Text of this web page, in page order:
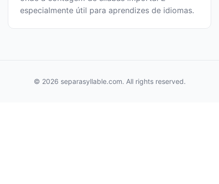
especialmente útil para aprendizes de idiomas.
© 2026 separasyllable.com. All rights reserved.